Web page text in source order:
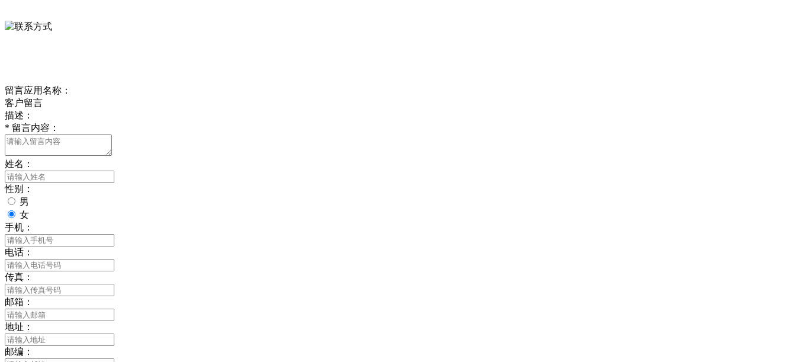
留言应用名称：
客户留言
描述：
* 留言内容：
姓名：
性别：
男
女
手机：
电话：
传真：
邮箱：
地址：
邮编：